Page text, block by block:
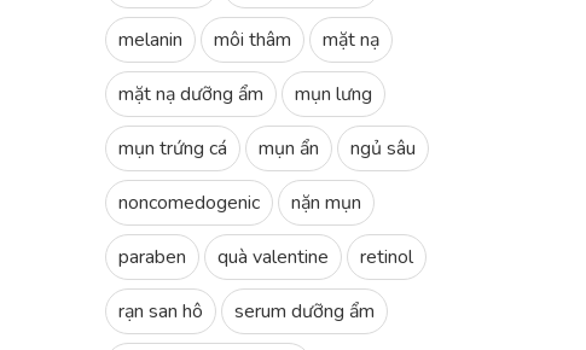
melanin môi thâm mặt nạ
mặt nạ dưỡng ẩm mụn lưng
mụn trứng cá mụn ẩn ngủ sâu
noncomedogenic nặn mụn
paraben quà valentine retinol
rạn san hô serum dưỡng ẩm